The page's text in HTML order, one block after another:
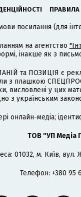
ПРАВИЛА
посилання (для
на агентство
інакше як з
та ПОЗИЦІЯ є
з плашкою
висловлені у цих
з українським
онлайн-медіа;
ТОВ "УП Медіа
01032, м. Київ, вул.
Телефон: +380 95